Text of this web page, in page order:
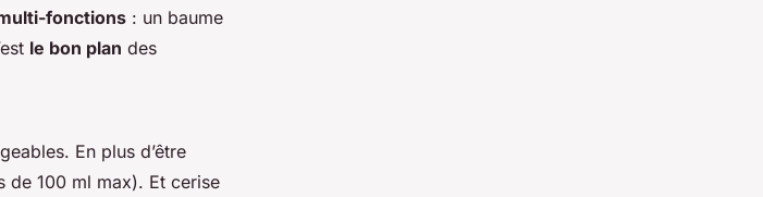
fonctions : un baume
le bon plan des
En plus d’être
de 100 ml max). Et cerise